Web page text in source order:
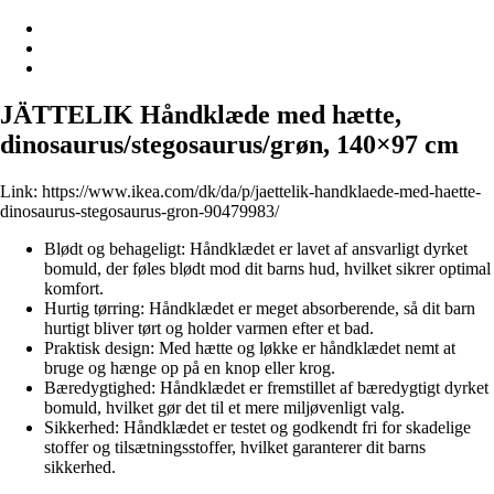
JÄTTELIK Håndklæde med hætte,
dinosaurus/stegosaurus/grøn, 140×97 cm
Link: https://www.ikea.com/dk/da/p/jaettelik-handklaede-med-haette-
dinosaurus-stegosaurus-gron-90479983/
Blødt og behageligt: Håndklædet er lavet af ansvarligt dyrket
bomuld, der føles blødt mod dit barns hud, hvilket sikrer optimal
komfort.
Hurtig tørring: Håndklædet er meget absorberende, så dit barn
hurtigt bliver tørt og holder varmen efter et bad.
Praktisk design: Med hætte og løkke er håndklædet nemt at
bruge og hænge op på en knop eller krog.
Bæredygtighed: Håndklædet er fremstillet af bæredygtigt dyrket
bomuld, hvilket gør det til et mere miljøvenligt valg.
Sikkerhed: Håndklædet er testet og godkendt fri for skadelige
stoffer og tilsætningsstoffer, hvilket garanterer dit barns
sikkerhed.